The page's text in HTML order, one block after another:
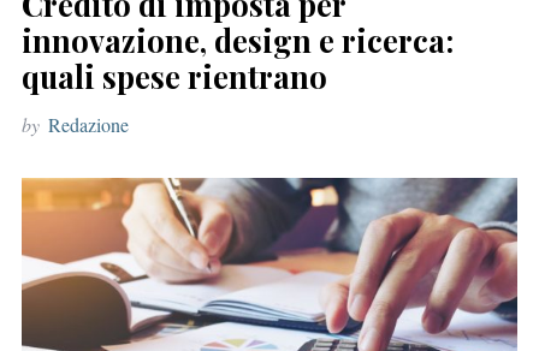
h
f
o
r
innovazione, design e ricerca:
quali spese rientrano
by Redazione